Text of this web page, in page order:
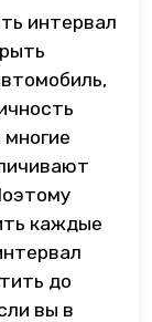
интервал
каждые
до
вы в